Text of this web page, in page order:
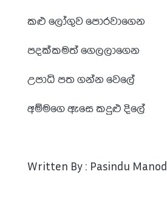
කළු ලෝගුව පොරවාගෙන
පදක්කමත් ගෙලලාගෙන
උපාධි පත ගන්න වෙලේ
අම්මගෙ ඇසෙ කදුළු දිලේ
Written By : Pasindu Manod